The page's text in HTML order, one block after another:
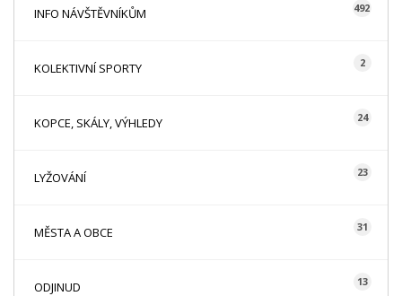
INFO NÁVŠTĚVNÍKŮM 492
KOLEKTIVNÍ SPORTY 2
KOPCE, SKÁLY, VÝHLEDY 24
LYŽOVÁNÍ 23
MĚSTA A OBCE 31
ODJINUD 13